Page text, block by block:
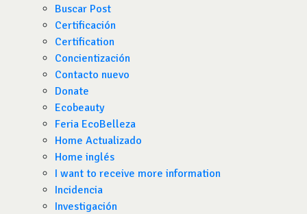
Buscar Post
Certificación
Certification
Concientización
Contacto nuevo
Donate
Ecobeauty
Feria EcoBelleza
Home Actualizado
Home inglés
I want to receive more information
Incidencia
Investigación